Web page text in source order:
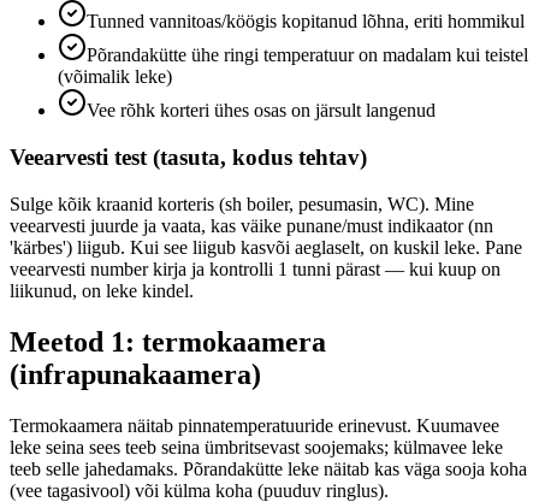
Tunned vannitoas/köögis kopitanud lõhna, eriti hommikul
Põrandakütte ühe ringi temperatuur on madalam kui teistel
(võimalik leke)
Vee rõhk korteri ühes osas on järsult langenud
Veearvesti test (tasuta, kodus tehtav)
Sulge kõik kraanid korteris (sh boiler, pesumasin, WC). Mine
veearvesti juurde ja vaata, kas väike punane/must indikaator (nn
'kärbes') liigub. Kui see liigub kasvõi aeglaselt, on kuskil leke. Pane
veearvesti number kirja ja kontrolli 1 tunni pärast — kui kuup on
liikunud, on leke kindel.
Meetod 1: termokaamera
(infrapunakaamera)
Termokaamera näitab pinnatemperatuuride erinevust. Kuumavee
leke seina sees teeb seina ümbritsevast soojemaks; külmavee leke
teeb selle jahedamaks. Põrandakütte leke näitab kas väga sooja koha
(vee tagasivool) või külma koha (puuduv ringlus).